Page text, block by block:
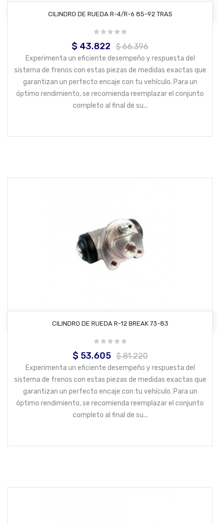
AÑADIR AL CARRITO
CILINDRO DE RUEDA R-4/R-6 85-92 TRAS
Precio
$ 43.822
Precio
base
$ 66.396
Experimenta un eficiente desempeño y respuesta del
sistema de frenos con estas piezas de medidas exactas que
garantizan un perfecto encaje con tu vehículo. Para un
óptimo rendimiento, se recomienda reemplazar el conjunto
completo al final de su...
AÑADIR AL CARRITO
CILINDRO DE RUEDA R-12 BREAK 73-83
Precio
$ 53.605
Precio
base
$ 81.220
Experimenta un eficiente desempeño y respuesta del
sistema de frenos con estas piezas de medidas exactas que
garantizan un perfecto encaje con tu vehículo. Para un
óptimo rendimiento, se recomienda reemplazar el conjunto
completo al final de su...